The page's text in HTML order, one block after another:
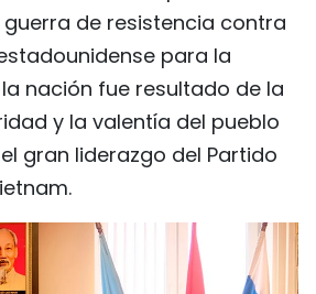
FRANÇAIS
РУССКИЙ
de resistencia contra
para la
nación fue resultado de la
y la valentía del pueblo
gran liderazgo del Partido